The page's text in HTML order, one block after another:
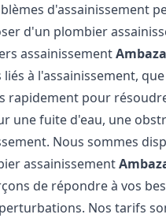
d'assainissement
d'un plombier
assainissement
à l'assainissement,
rapidement pour
une fuite d'eau, une
Nous sommes
assainissement
de répondre à vos
Nos tarifs